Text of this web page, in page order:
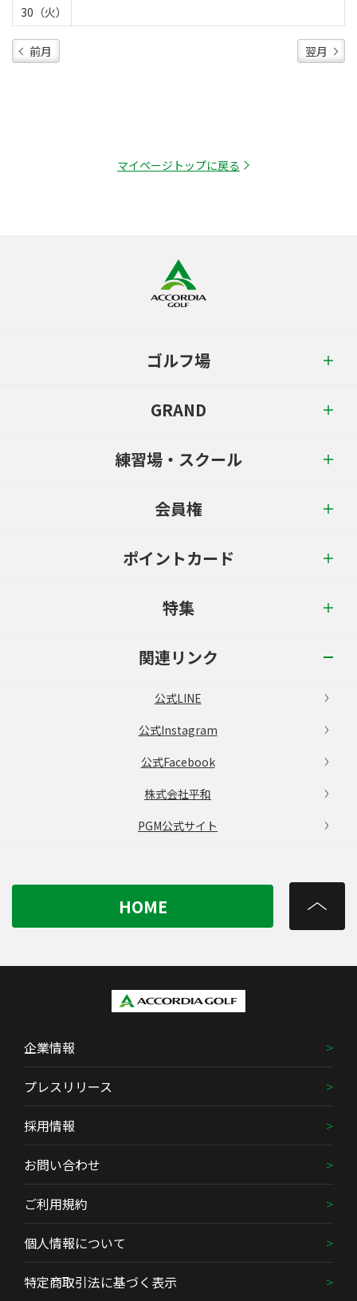
30（火）
前月 翌月
マイページトップに戻る
ゴルフ場
GRAND
練習場・スクール
会員権
ポイントカード
特集
関連リンク
公式LINE
公式Instagram
公式Facebook
株式会社平和
PGM公式サイト
HOME
企業情報
プレスリリース
採用情報
お問い合わせ
ご利用規約
個人情報について
特定商取引法に基づく表示